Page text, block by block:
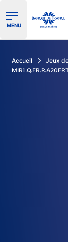
Ouvrir le
MENU
Accueil Jeux